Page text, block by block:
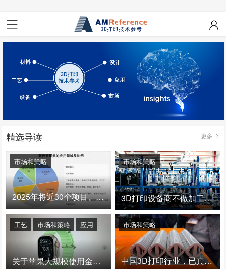
精选导读 更多
2025年将近30个项目、150亿投资：3D打印真的迎来爆发拐点了吗
市场和策略
3D打印设备商不做加工服务，就成了旁观者！
市场和策略
关于苹果大规模使用金属3D打印的思考
工艺 市场和策略 应用
中国3D打印行业，已真正进入爆发时代！
市场和策略